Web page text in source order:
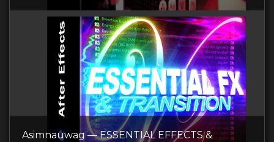
Asimnauwag — ESSENTIAL EFFECTS &